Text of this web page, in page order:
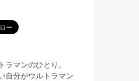
ラマンのひとり。
自分がウルトラマン